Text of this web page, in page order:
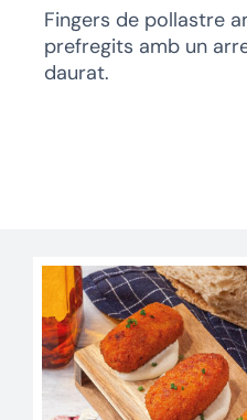
Fingers de pollastre
prefregits amb un
daurat.